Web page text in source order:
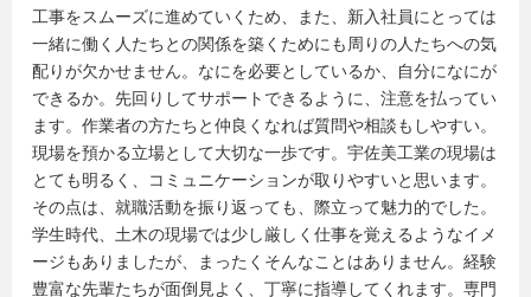
工事をスムーズに進めていくため、また、新入社員にとっては
一緒に働く人たちとの関係を築くためにも周りの人たちへの気
配りが欠かせません。なにを必要としているか、自分になにが
できるか。先回りしてサポートできるように、注意を払ってい
ます。作業者の方たちと仲良くなれば質問や相談もしやすい。
現場を預かる立場として大切な一歩です。宇佐美工業の現場は
とても明るく、コミュニケーションが取りやすいと思います。
その点は、就職活動を振り返っても、際立って魅力的でした。
学生時代、土木の現場では少し厳しく仕事を覚えるようなイメ
ージもありましたが、まったくそんなことはありません。経験
豊富な先輩たちが面倒見よく、丁寧に指導してくれます。専門